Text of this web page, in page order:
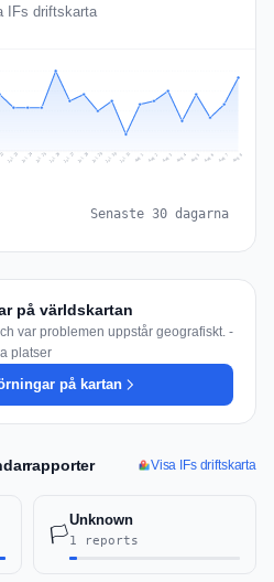
IFs driftskarta
Jul 23 Jul 24 Jul 25 Jul 26 Jul 27 Jul 28 Jul 29 Jul 30 Jul 31 Aug 1 Aug 2 Aug 3 Aug 4 Aug 5 Aug 6 Aug 7 Aug 8
Senaste 30 dagarna
på världskartan
var problemen uppstår geografiskt. -
platser
på kartan
Visa IFs driftskarta
🏳️
Unknown
1 reports